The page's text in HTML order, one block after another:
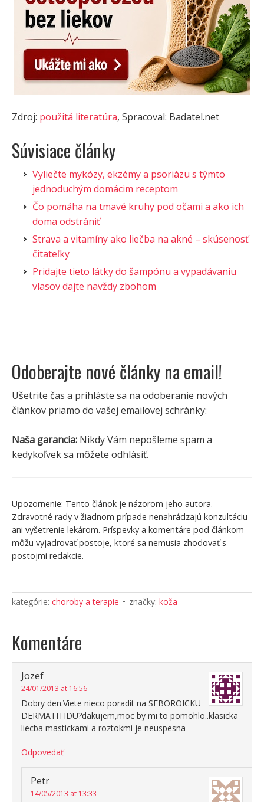
Zdroj: použitá literatúra, Spracoval: Badatel.net
Súvisiace články
Vyliečte mykózy, ekzémy a psoriázu s týmto
jednoduchým domácim receptom
Čo pomáha na tmavé kruhy pod očami a ako ich
doma odstrániť
Strava a vitamíny ako liečba na akné – skúsenosť
čitateľky
Pridajte tieto látky do šampónu a vypadávaniu
vlasov dajte navždy zbohom
Odoberajte nové články na email!
Ušetrite čas a prihláste sa na odoberanie nových
článkov priamo do vašej emailovej schránky:
Naša garancia: Nikdy Vám nepošleme spam a
kedykoľvek sa môžete odhlásiť.
Upozornenie: Tento článok je názorom jeho autora.
Zdravotné rady v žiadnom prípade nenahrádzajú konzultáciu
ani vyšetrenie lekárom. Príspevky a komentáre pod článkom
môžu vyjadrovať postoje, ktoré sa nemusia zhodovať s
postojmi redakcie.
kategórie: choroby a terapie značky: koža
Komentáre
Jozef
24/01/2013 at 16:56
Dobry den.Viete nieco poradit na SEBOROICKU
DERMATITIDU?dakujem,moc by mi to pomohlo..klasicka
liecba mastickami a roztokmi je neuspesna
Odpovedať
Petr
14/05/2013 at 13:33